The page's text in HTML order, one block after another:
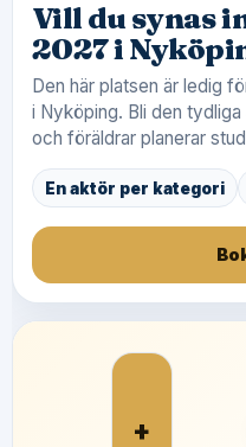
Vill du synas
2027 i
Den här platsen är ledig
i Nyköping. Bli den
och föräldrar planerar
En aktör per kategori
+